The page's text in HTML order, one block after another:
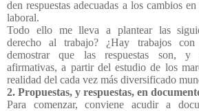
den respuestas adecuadas a los cambios
laboral.
Todo ello me lleva a plantear las
derecho al trabajo? ¿Hay trabajos con
demostrar que las respuestas son, y
afirmativas, a partir del estudio de los
realidad del cada vez más diversificado
2. Propuestas, y respuestas, en
Para comenzar, conviene acudir a